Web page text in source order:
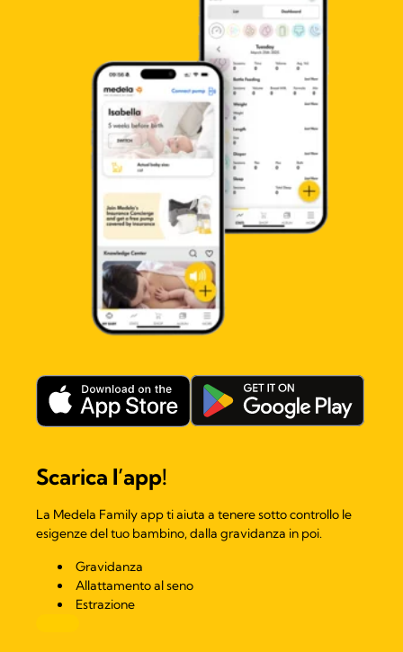
Scarica l’app!
La Medela Family app ti aiuta a tenere sotto controllo le
esigenze del tuo bambino, dalla gravidanza in poi.
Gravidanza
Allattamento al seno
Estrazione